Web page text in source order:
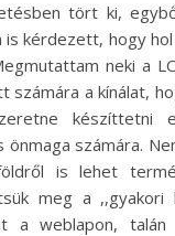
tört ki,
is kérdezett, hogy
neki a
számára a kínálat,
készíttetni
önmaga számára.
is lehet
meg a ,,gyakori
a weblapon,